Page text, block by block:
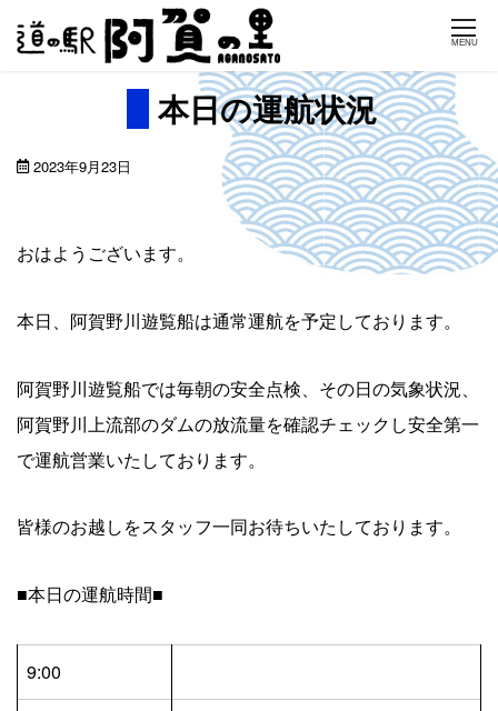
Skip
MENU
本日の運航状況
2023年9月23日
おはようございます。
本日、阿賀野川遊覧船は通常運航を予定しております。
阿賀野川遊覧船では毎朝の安全点検、その日の気象状況、
阿賀野川上流部のダムの放流量を確認チェックし安全第一
で運航営業いたしております。
皆様のお越しをスタッフ一同お待ちいたしております。
■本日の運航時間■
9:00